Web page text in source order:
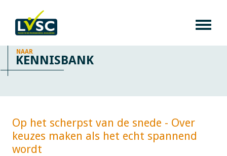
NAAR
KENNISBANK
Op het scherpst van de snede - Over
keuzes maken als het echt spannend
wordt​​​​​​